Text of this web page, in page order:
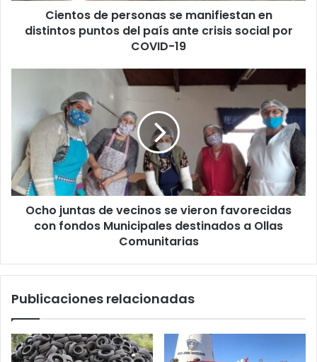
ante
Cientos de personas se manifiestan en
distintos puntos del país ante crisis social por
COVID-19
vecinos
se
vieron
favorecidas
con
fondos
Municipales
destinados
Comunitarias
Ocho juntas de vecinos se vieron favorecidas
con fondos Municipales destinados a Ollas
Comunitarias
Publicaciones relacionadas